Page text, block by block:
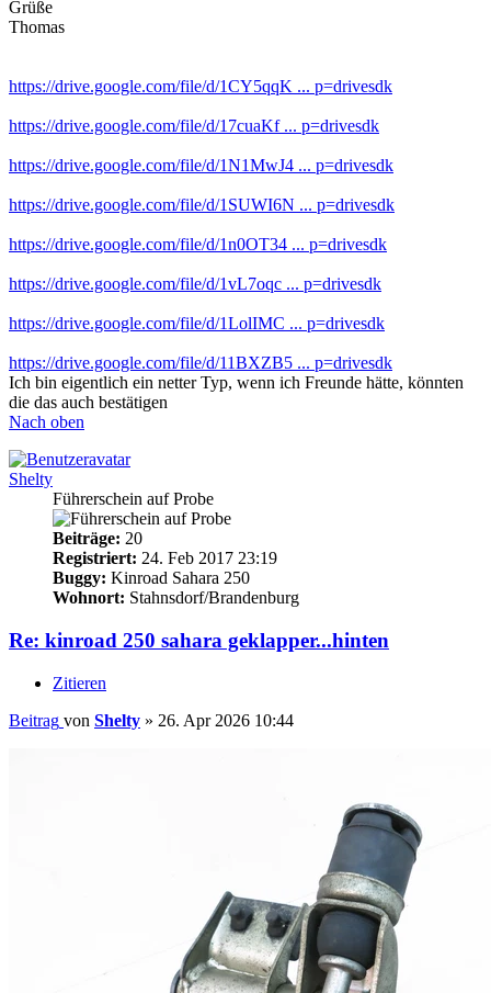
Grüße
Thomas
https://drive.google.com/file/d/1CY5qqK ... p=drivesdk
https://drive.google.com/file/d/17cuaKf ... p=drivesdk
https://drive.google.com/file/d/1N1MwJ4 ... p=drivesdk
https://drive.google.com/file/d/1SUWI6N ... p=drivesdk
https://drive.google.com/file/d/1n0OT34 ... p=drivesdk
https://drive.google.com/file/d/1vL7oqc ... p=drivesdk
https://drive.google.com/file/d/1LolIMC ... p=drivesdk
https://drive.google.com/file/d/11BXZB5 ... p=drivesdk
Ich bin eigentlich ein netter Typ, wenn ich Freunde hätte, könnten
die das auch bestätigen
Nach oben
Shelty
Führerschein auf Probe
Beiträge: 20
Registriert: 24. Feb 2017 23:19
Buggy: Kinroad Sahara 250
Wohnort: Stahnsdorf/Brandenburg
Re: kinroad 250 sahara geklapper...hinten
Zitieren
Beitrag von Shelty » 26. Apr 2026 10:44